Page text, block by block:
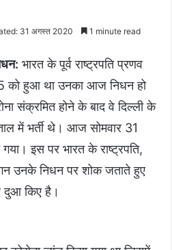
31 अगस्त 2020 1 minute read
भारत के पूर्व राष्ट्रपति प्रणव
को हुआ था उनका आज निधन हो
संक्रमित होने के बाद वे दिल्ली के
में भर्ती थे। आज सोमवार 31
इस पर भारत के राष्ट्रपति,
उनके निधन पर शोक जताते हुए
दुआ किए है।